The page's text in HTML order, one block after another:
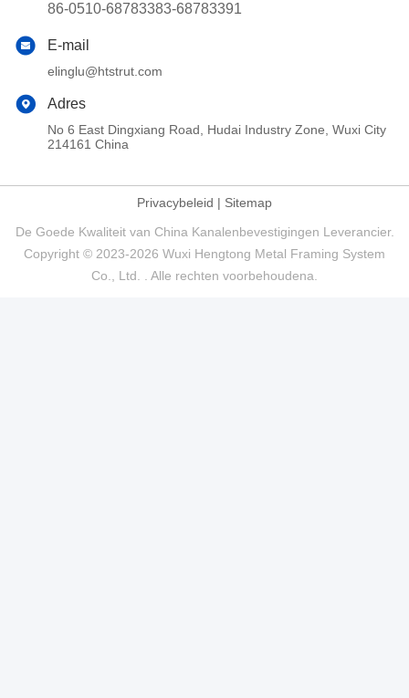
86-0510-68783383-68783391
E-mail
elinglu@htstrut.com
Adres
No 6 East Dingxiang Road, Hudai Industry Zone, Wuxi City
214161 China
Privacybeleid | Sitemap
De Goede Kwaliteit van China Kanalenbevestigingen Leverancier.
Copyright © 2023-2026 Wuxi Hengtong Metal Framing System
Co., Ltd. . Alle rechten voorbehoudena.